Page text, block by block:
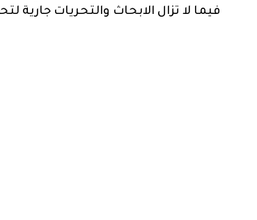
فيما لا تزال الابحاث والتحريات جارية